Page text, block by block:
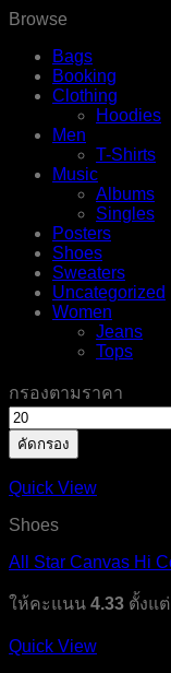
Browse
Bags
Booking
Clothing
Hoodies
Men
T-Shirts
Music
Albums
Singles
Posters
Shoes
Sweaters
Uncategorized
Women
Jeans
Tops
กรองตามราคา
ราคา
ต่ำ
คัดกรอง
Quick View
Shoes
All Star Canvas Hi
ให้คะแนน 4.33 ตั้งแ
Quick View